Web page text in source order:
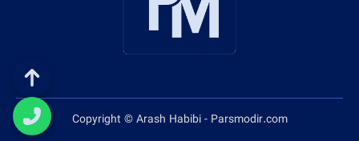
Copyright © Arash Habibi - Parsmodir.com